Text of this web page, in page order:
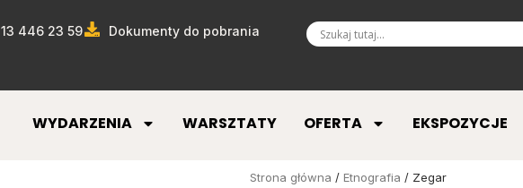
13 446 23 59 Dokumenty do pobrania
WYDARZENIA WARSZTATY OFERTA EKSPOZYCJE
Strona główna / Etnografia / Zegar